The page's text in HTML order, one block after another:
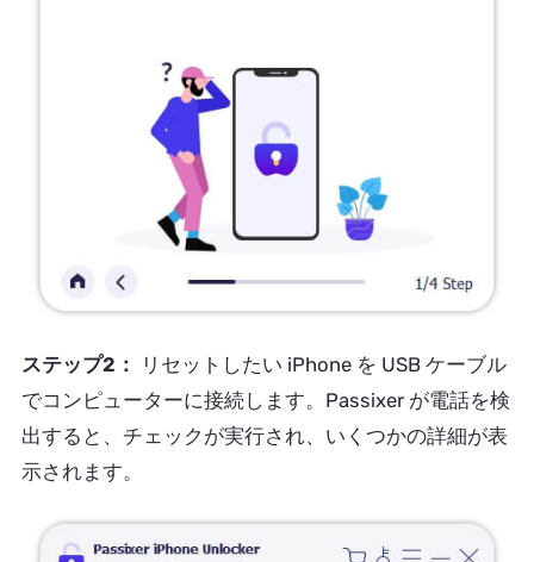
ステップ2：
リセットしたい iPhone を USB ケーブル
でコンピューターに接続します。Passixer が電話を検
出すると、チェックが実行され、いくつかの詳細が表
示されます。